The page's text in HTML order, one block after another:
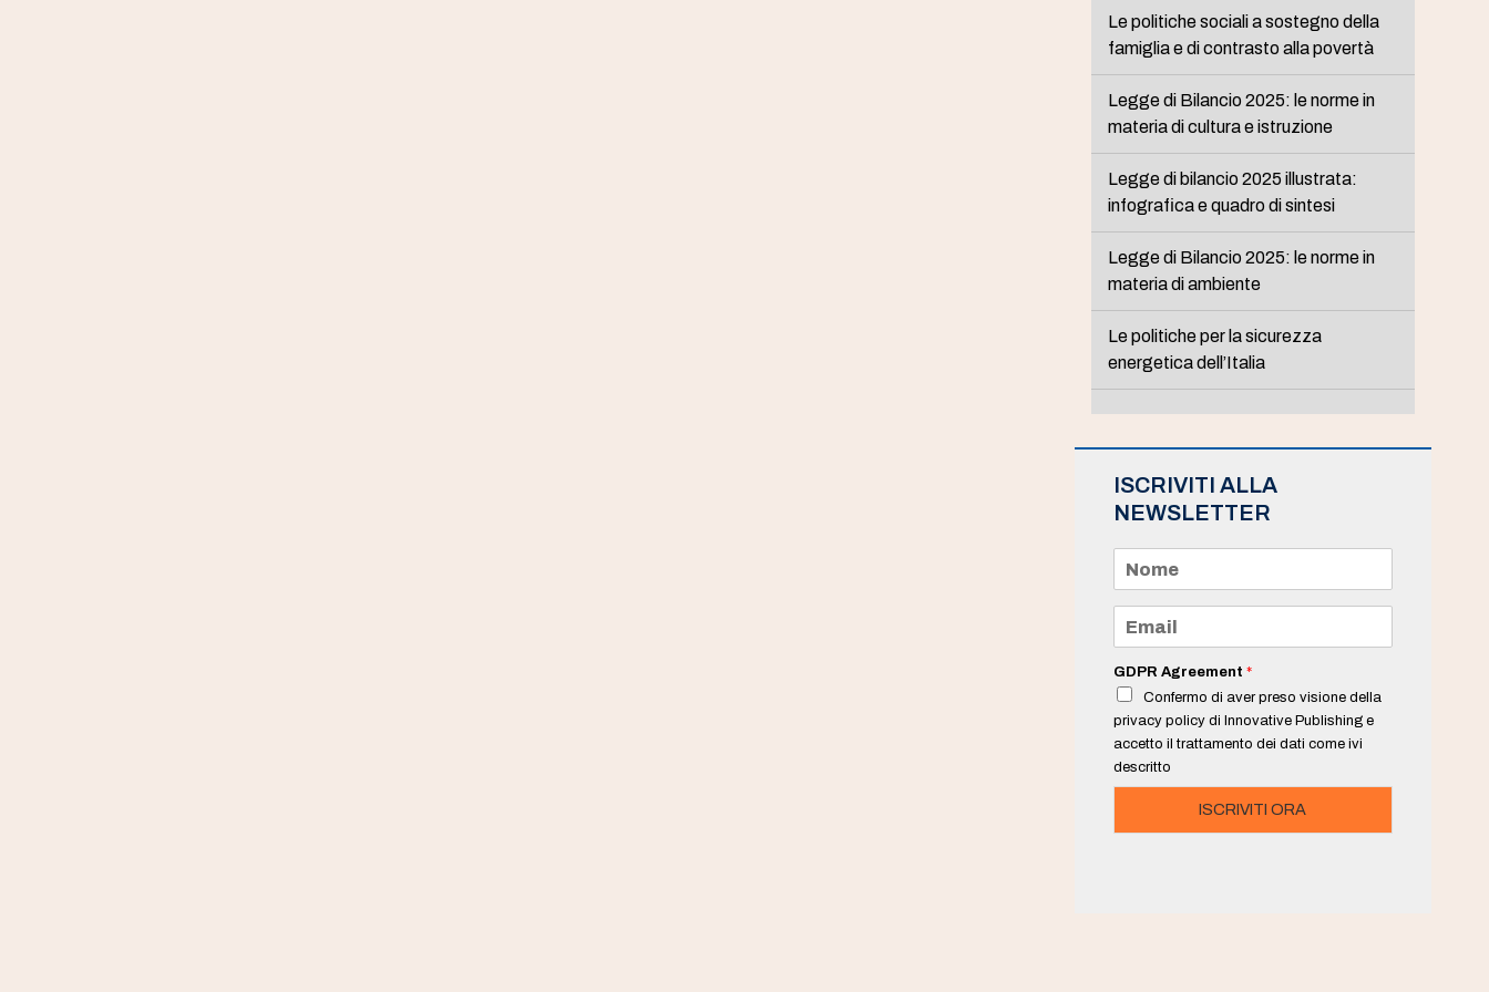
Le politiche sociali a sostegno della
famiglia e di contrasto alla povertà
Legge di Bilancio 2025: le norme in
materia di cultura e istruzione
Legge di bilancio 2025 illustrata:
infografica e quadro di sintesi
Legge di Bilancio 2025: le norme in
materia di ambiente
Le politiche per la sicurezza
energetica dell’Italia
ISCRIVITI ALLA
NEWSLETTER
m
e
a
i
*
GDPR Agreement *
Confermo di aver preso visione della
privacy policy di Innovative Publishing e
accetto il trattamento dei dati come ivi
descritto
ISCRIVITI ORA